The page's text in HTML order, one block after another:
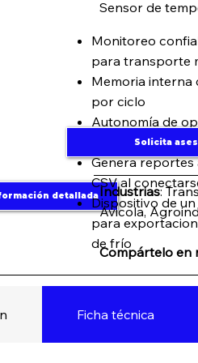
detallada
Sensor de
Monitoreo
para transporte
Memoria interna
por ciclo
Autonomía de
Genera reportes
CSV al
Dispositivo de
para
de frío
Solicita
Industrias:
Avicola,
Compártelo en
Ficha técnica